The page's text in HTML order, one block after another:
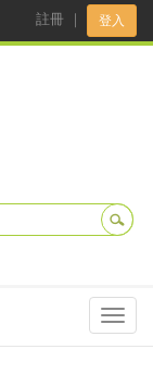
註冊 登入